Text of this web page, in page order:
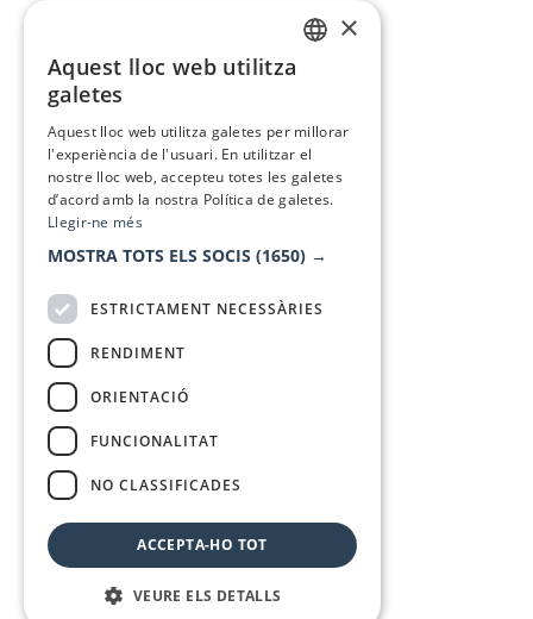
×
Aquest lloc web utilitza
galetes
Aquest lloc web utilitza galetes per millorar
l'experiència de l'usuari. En utilitzar el
nostre lloc web, accepteu totes les galetes
d’acord amb la nostra Política de galetes.
Llegir-ne més
MOSTRA TOTS ELS SOCIS (1650) →
ESTRICTAMENT NECESSÀRIES
RENDIMENT
ORIENTACIÓ
FUNCIONALITAT
NO CLASSIFICADES
ACCEPTA-HO TOT
VEURE ELS DETALLS